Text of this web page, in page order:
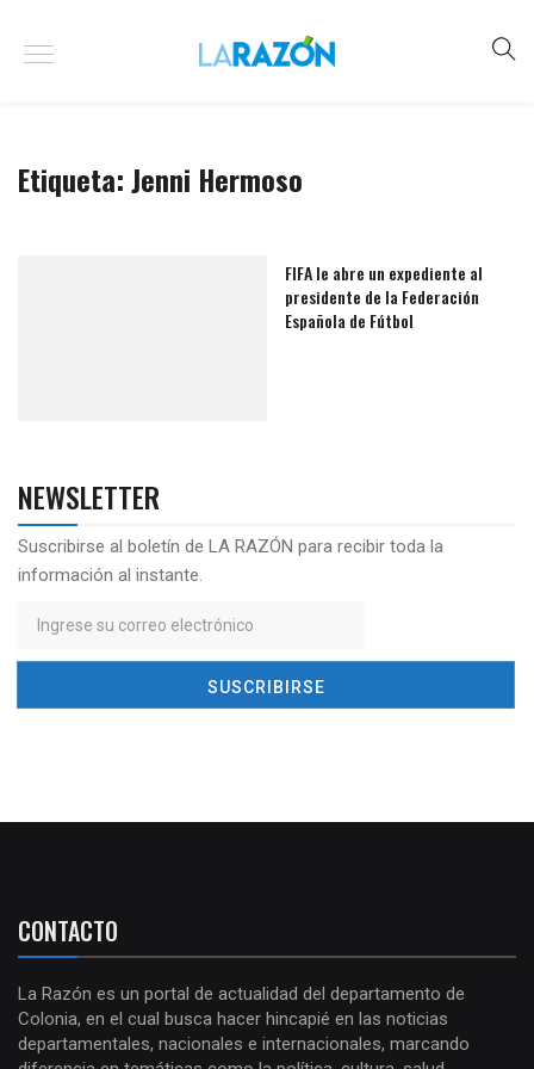
Etiqueta:Jenni Hermoso
FIFA le abre un expediente al
presidente de la Federación
Española de Fútbol
NEWSLETTER
Suscribirse al boletín de LA RAZÓN para recibir toda la
información al instante.
CONTACTO
La Razón es un portal de actualidad del departamento de
Colonia, en el cual busca hacer hincapié en las noticias
departamentales, nacionales e internacionales, marcando